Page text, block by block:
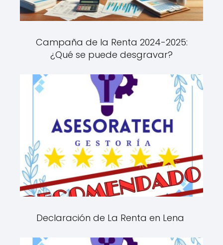
Campaña de la Renta 2024-2025:
¿Qué se puede desgravar?
Declaración de La Renta en Lena